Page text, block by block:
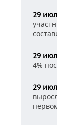
29
29
4%
29